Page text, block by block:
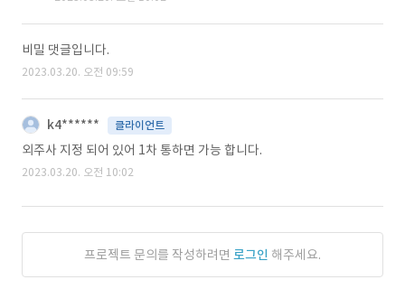
비밀 댓글입니다.
2023.03.20. 오전 09:59
k4****** 클라이언트
외주사 지정 되어 있어 1차 통하면 가능 합니다.
2023.03.20. 오전 10:02
프로젝트 문의를 작성하려면 로그인 해주세요.